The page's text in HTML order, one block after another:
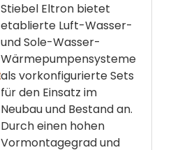
Stiebel Eltron bietet
etablierte Luft-Wasser-
und Sole-Wasser-
Wärmepumpensysteme
als vorkonfigurierte Sets
für den Einsatz im
Neubau und Bestand an.
Durch einen hohen
Vormontagegrad und